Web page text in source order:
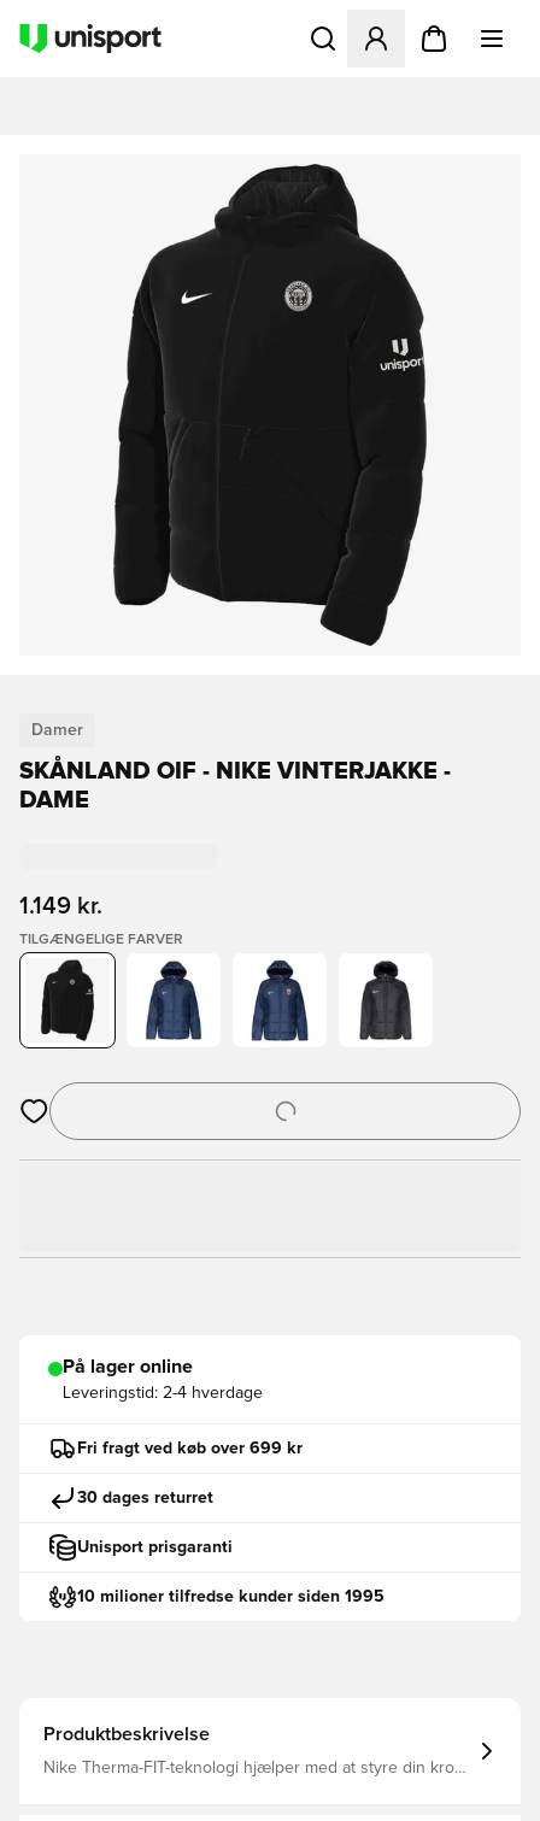
Åbner en Modal til at
Damer
SKÅNLAND OIF - NIKE VINTERJAKKE -
DAME
1.149 kr.
TILGÆNGELIGE FARVER
Åbner en Modal til at logge ind eller tilmelde dig som medlem
På lager online
Leveringstid: 2-4 hverdage
Fri fragt ved køb over 699 kr
30 dages returret
Unisport prisgaranti
10 milioner tilfredse kunder siden 1995
Produktbeskrivelse
Nike Therma-FIT-teknologi hjælper med at styre din krops